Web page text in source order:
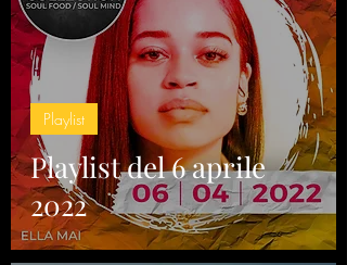
Playlist del 6 aprile
2022
Playlist